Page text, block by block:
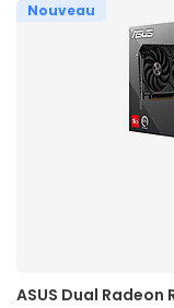
Nouveau
ASUS Dual Radeon